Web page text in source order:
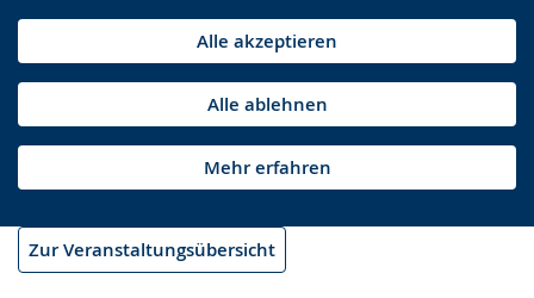
Alle akzeptieren
Alle ablehnen
Mehr erfahren
Zur Veranstaltungsübersicht